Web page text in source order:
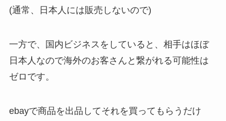
(通常、日本人には販売しないので)
一方で、国内ビジネスをしていると、相手はほぼ
日本人なので海外のお客さんと繋がれる可能性は
ゼロです。
ebayで商品を出品してそれを買ってもらうだけ